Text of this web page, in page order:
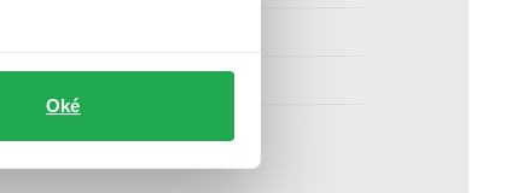
Oké
702015-620196